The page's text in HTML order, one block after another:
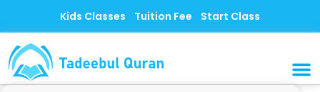
content
Kids Classes Tuition Fee Start Class